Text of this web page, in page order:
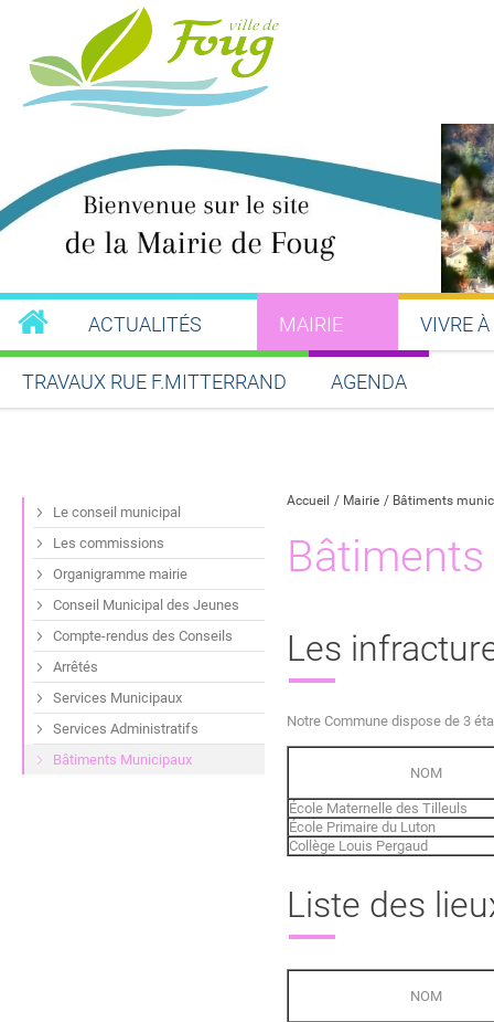
ACTUALITÉS MAIRIE VIVRE
TRAVAUX RUE F.MITTERRAND AGENDA
Accueil Mairie Bâtiments
Les
Notre Commune dispose de 3
NOM
École Maternelle des Tilleuls
École Primaire du Luton
Collège Louis Pergaud
Liste des
NOM
Le conseil municipal
Les commissions
Organigramme mairie
Conseil Municipal des Jeunes
Compte-rendus des Conseils
Arrêtés
Services Municipaux
Services Administratifs
Bâtiments Municipaux